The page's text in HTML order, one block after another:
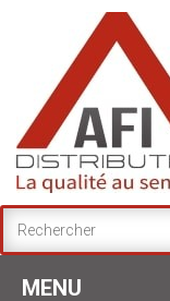
MENU